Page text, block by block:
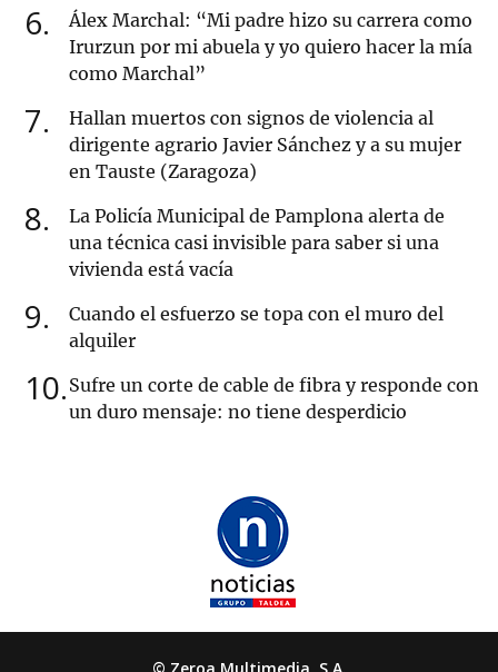
6
Álex Marchal: “Mi padre hizo su carrera como
Irurzun por mi abuela y yo quiero hacer la mía
como Marchal”
7
Hallan muertos con signos de violencia al
dirigente agrario Javier Sánchez y a su mujer
en Tauste (Zaragoza)
8
La Policía Municipal de Pamplona alerta de
una técnica casi invisible para saber si una
vivienda está vacía
9
Cuando el esfuerzo se topa con el muro del
alquiler
10 Sufre un corte de cable de fibra y responde con
un duro mensaje: no tiene desperdicio